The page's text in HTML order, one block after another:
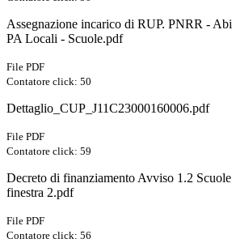
Assegnazione incarico di RUP. PNRR -
PA Locali - Scuole.pdf
File PDF
Contatore click: 50
Dettaglio_CUP_J11C23000160006.pdf
File PDF
Contatore click: 59
Decreto di finanziamento Avviso 1.2
finestra 2.pdf
File PDF
Contatore click: 56